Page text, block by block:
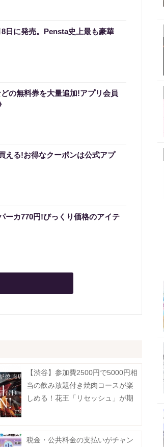
日に発売。Pensta史上最も豪華
の無料券を大量追加!アプリ会員
える!お得なクーポンは公式アプ
ーカ770円!びっくり価格のアイテ
【渋谷】参加費2500円で5000円相
当の飲み放題付き焼肉コースが楽
しめる！花王「リセッシュ」が期
税金・公共料金の支払いがチャン